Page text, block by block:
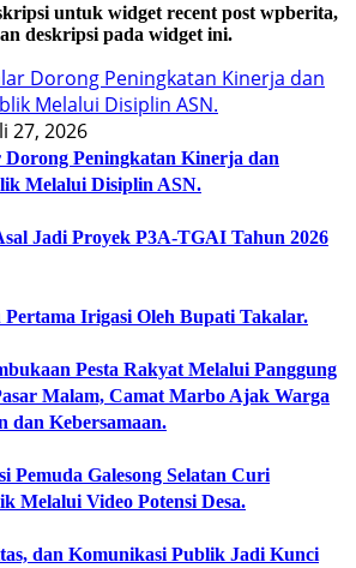
untuk widget recent post wpberita,
deskripsi pada widget ini.
27, 2026
Peningkatan Kinerja dan
Melalui Disiplin ASN.
Jadi Proyek P3A-TGAI Tahun 2026
Pertama Irigasi Oleh Bupati Takalar.
Pesta Rakyat Melalui Panggung
Malam, Camat Marbo Ajak Warga
dan Kebersamaan.
Pemuda Galesong Selatan Curi
Melalui Video Potensi Desa.
dan Komunikasi Publik Jadi Kunci